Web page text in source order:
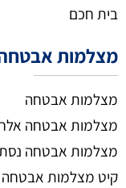
בית חכם
מצלמות
מצלמות אבטחה
מצלמות אבטחה
מצלמות אבטחה
קיט מצלמות אבטחה